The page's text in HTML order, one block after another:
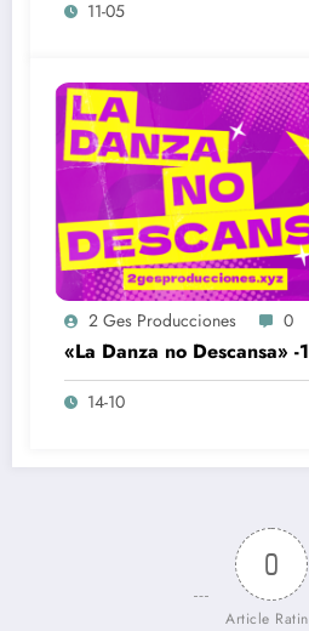
11-05
2 Ges Producciones 0
«La Danza no Descansa» -
14-10
0
Article